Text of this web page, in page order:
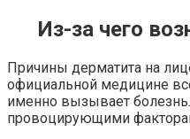
Из-за чего
Причины дерматита на
официальной медицине
именно вызывает
провоцирующими